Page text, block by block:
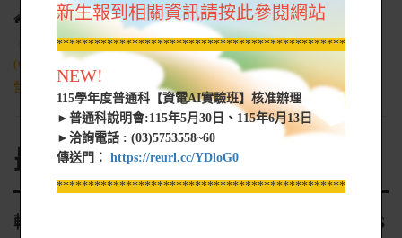
光復新聞
最新消息
轉知-龍華科技大學函-本校資訊管理系辦理「2026人工智慧
(Generative AI Planning And Applications)國際證照種子教師研習
營」，惠請公告並鼓勵貴校相關學科教師踴躍報名參與，請查照。
最新消息
轉知-龍華科技大學函-本校資訊管理系辦理「2026
新生報到相關資訊請按此參閱網站
*****************************************************
NEW!
115學年度普通科【資電AI實驗班】核准辦理
►普通科說明會:115年5月30日、115年6月13日
►洽詢電話 : (03)5753558~60
傳送門： https://reurl.cc/YDloG0
*****************************************************